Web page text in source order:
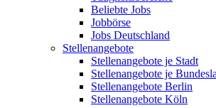
Beliebte Jobs
Jobbörse
Jobs Deutschland
Stellenangebote
Stellenangebote je Stadt
Stellenangebote je
Stellenangebote Berlin
Stellenangebote Köln